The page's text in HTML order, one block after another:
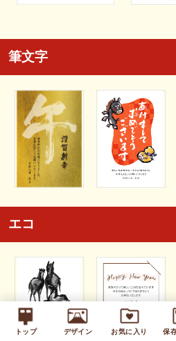
トップ デザイン お気に入り 保
筆文字
エコ